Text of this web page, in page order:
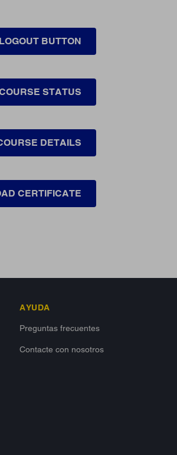
LOGOUT BUTTON
STATUS
DETAILS
CERTIFICATE
AYUDA
Preguntas frecuentes
Contacte con nosotros